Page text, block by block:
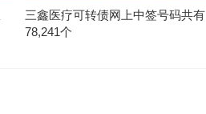
三鑫医疗可转债网上中签号码共有
78,241个